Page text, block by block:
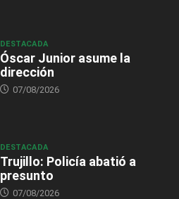
DESTACADA
Óscar Junior asume la
dirección
07/08/2026
DESTACADA
Trujillo: Policía abatió a
presunto
07/08/2026